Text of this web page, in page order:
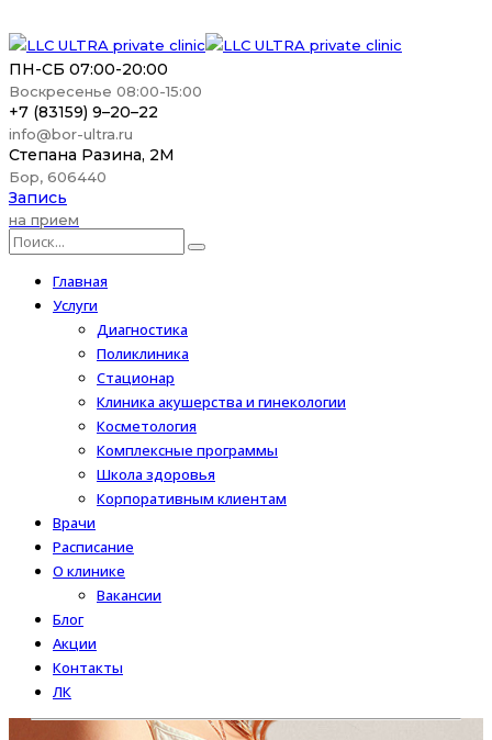
ПН-СБ 07:00-20:00
Воскресенье 08:00-15:00
+7 (83159) 9–20–22
info@bor-ultra.ru
Степана Разина, 2М
Бор, 606440
Запись
на прием
Главная
Услуги
Диагностика
Поликлиника
Стационар
Клиника акушерства и гинекологии
Косметология
Комплексные программы
Школа здоровья
Корпоративным клиентам
Врачи
Расписание
О клинике
Вакансии
Блог
Акции
Контакты
ЛК